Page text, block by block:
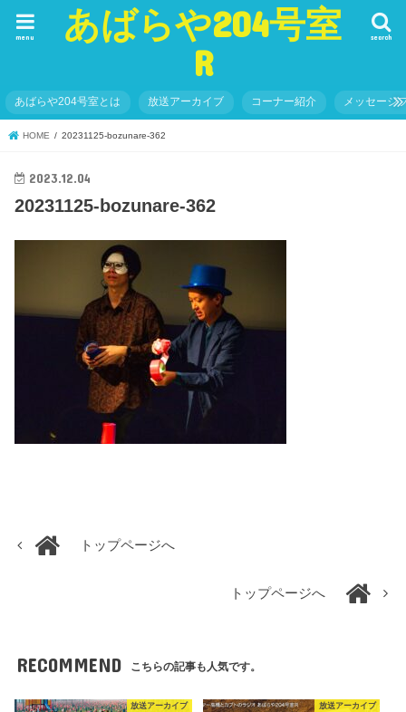
あばらや204号室
R
search
menu
あばらや204号室とは 放送アーカイブ コーナー紹介 メッセージ
HOME 20231125-bozunare-362
2023.12.04
20231125-bozunare-362
トップページへ
トップページへ
RECOMMEND こちらの記事も人気です。
放送アーカイブ 放送アーカイブ